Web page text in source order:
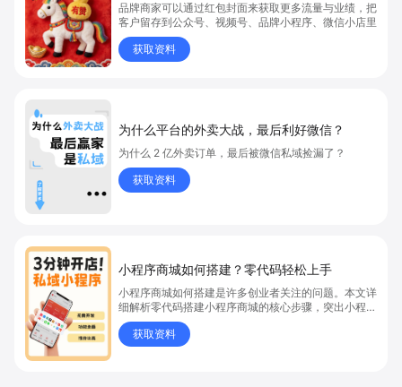
品牌商家可以通过红包封面来获取更多流量与业绩，把
客户留存到公众号、视频号、品牌小程序、微信小店里
获取资料
为什么平台的外卖大战，最后利好微信？
为什么 2 亿外卖订单，最后被微信私域捡漏了？
获取资料
小程序商城如何搭建？零代码轻松上手
小程序商城如何搭建是许多创业者关注的问题。本文详
细解析零代码搭建小程序商城的核心步骤，突出小程序
商城、商城搭建与零代码开店优势，帮助你轻松实现商
品上架、全渠道销售及高效会员运营，快速开启线上卖
货新模式。点击获取详细操作指南！
获取资料